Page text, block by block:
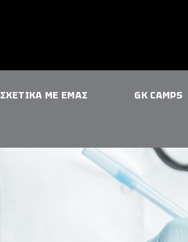
ΣΧΕΤΙΚΑ ΜΕ ΕΜΑΣ GK CAMPS